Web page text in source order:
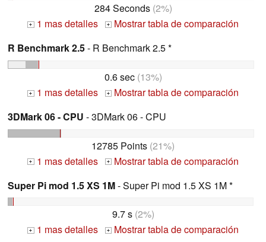
284 Seconds(2%)
+ 1 mas detalles +
Mostrar tabla de comparación
R Benchmark 2.5- R Benchmark 2.5 *
0.6 sec(13%)
+ 1 mas detalles +
Mostrar tabla de comparación
3DMark 06 - CPU - 3DMark 06 - CPU
12785 Points (21%)
+ 1 mas detalles +
Mostrar tabla de comparación
Super Pi mod 1.5 XS 1M- Super Pi mod 1.5 XS 1M *
9.7 s(2%)
+ 1 mas detalles + Mostrar tabla de comparación